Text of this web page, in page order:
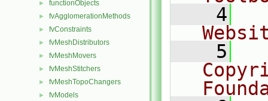
► functionObjects
► fvAgglomerationMethods
► fvConstraints
► fvMeshDistributors
► fvMeshMovers
► fvMeshStitchers
► fvMeshTopoChangers
► fvModels
    4
    5